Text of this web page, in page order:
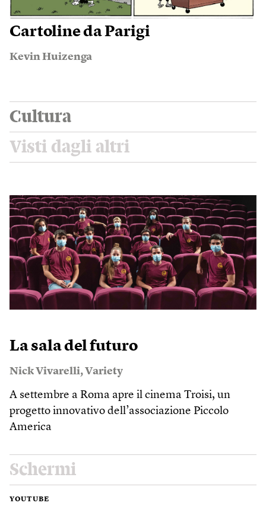
Cartoline da Parigi
Kevin Huizenga
Cultura
Visti dagli altri
La sala del futuro
Nick Vivarelli,Variety
A settembre a Roma apre il cinema Troisi, un
progetto innovativo dell’associazione Piccolo
America
Schermi
YOUTUBE